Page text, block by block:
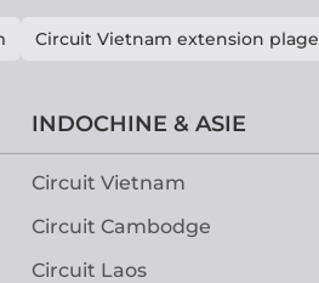
Circuit Vietnam extension plage
INDOCHINE & ASIE
Circuit Vietnam
Circuit Cambodge
Circuit Laos